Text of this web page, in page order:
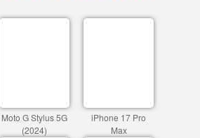
Moto G Stylus 5G
(2024)
iPhone 17 Pro
Max